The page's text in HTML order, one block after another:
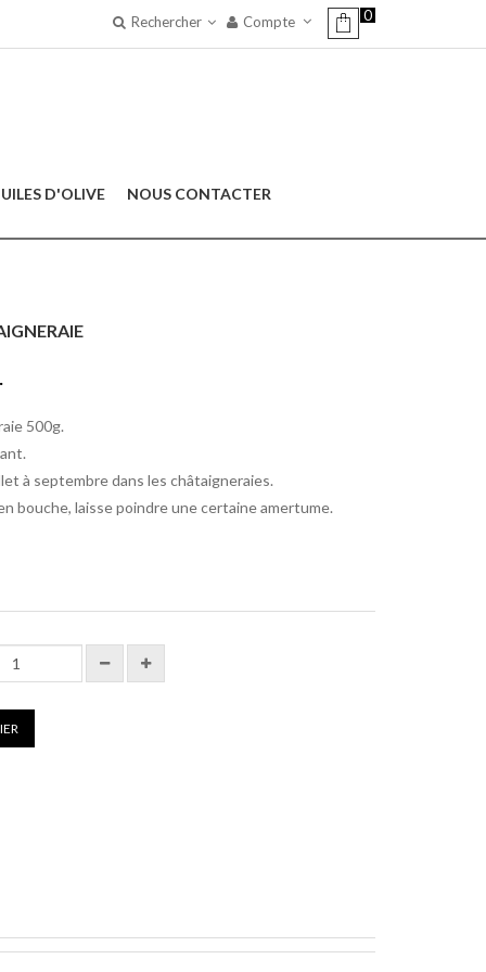
0
Compte
Rechercher
D'OLIVE NOUS CONTACTER
500g.
à septembre dans les châtaigneraies.
bouche, laisse poindre une certaine amertume.